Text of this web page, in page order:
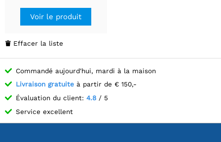
Voir le produit
 Effacer la liste
Commandé aujourd'hui, mardi à la maison
Livraison gratuite à partir de € 150,-
Évaluation du client: 4.8 / 5
Service excellent